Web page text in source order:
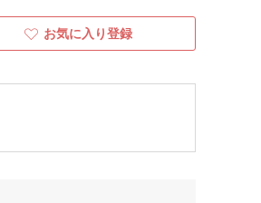
お気に入り登録